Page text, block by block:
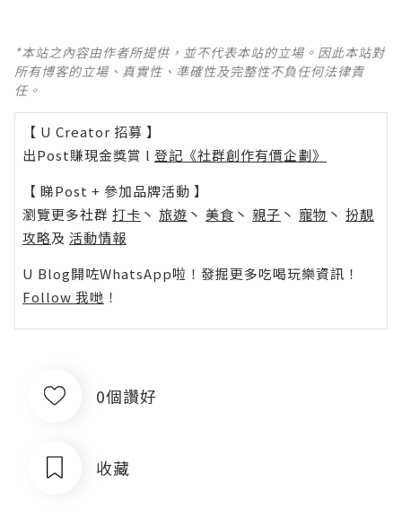
*本站之內容由作者所提供，並不代表本站的立場。因此本站對
所有博客的立場、真實性、準確性及完整性不負任何法律責
任。
【 U Creator 招募 】
出Post賺現金獎賞 l 登記《社群創作有價企劃》
【 睇Post + 參加品牌活動 】
瀏覽更多社群 打卡 丶 旅遊 丶 美食 丶 親子 丶 寵物 丶 扮靚
攻略及 活動情報
U Blog開咗WhatsApp啦！發掘更多吃喝玩樂資訊！
Follow 我哋 ！
0個讚好
收藏